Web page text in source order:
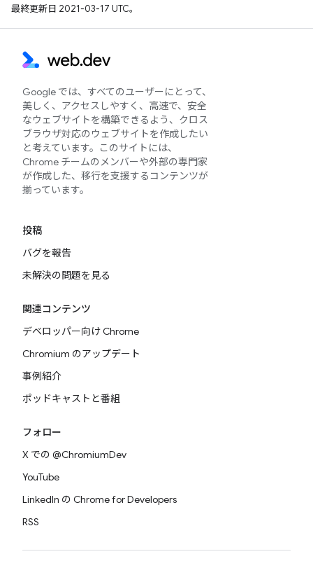
最終更新日 2021-03-17 UTC。
Google では、すべてのユーザーにとって、
美しく、アクセスしやすく、高速で、安全
なウェブサイトを構築できるよう、クロス
ブラウザ対応のウェブサイトを作成したい
と考えています。このサイトには、
Chrome チームのメンバーや外部の専門家
が作成した、移行を支援するコンテンツが
揃っています。
投稿
バグを報告
未解決の問題を見る
関連コンテンツ
デベロッパー向け Chrome
Chromium のアップデート
事例紹介
ポッドキャストと番組
フォロー
X での @ChromiumDev
YouTube
LinkedIn の Chrome for Developers
RSS